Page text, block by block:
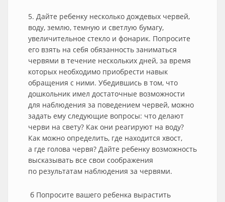
5. Дайте ребенку несколько дождевых червей,
воду, землю, темную и светлую бумагу,
увеличительное стекло и фонарик. Попросите
его взять на себя обязанность заниматься
червями в течение нескольких дней, за время
которых необходимо приобрести навык
обращения с ними. Убедившись в том, что
дошкольник имел достаточные возможности
для наблюдения за поведением червей, можно
задать ему следующие вопросы: что делают
черви на свету? Как они реагируют на воду?
Как можно определить, где находится хвост,
а где голова червя? Дайте ребенку возможность
высказывать все свои соображения
по результатам наблюдения за червями.
б Попросите вашего ребенка вырастить